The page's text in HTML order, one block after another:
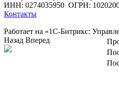
ИНН: 0274035950 ОГРН:
Контакты
Работает на «1С-Битрикс:
Назад Вперед